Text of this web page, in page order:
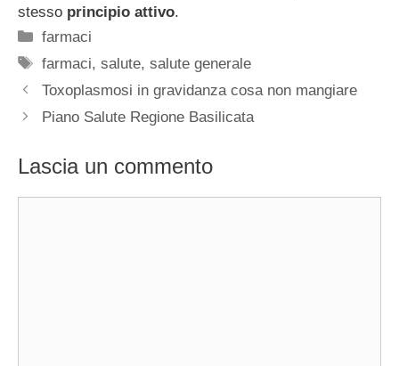
stesso principio attivo.
Categorie
farmaci
Tag
farmaci,salute,salute generale
Toxoplasmosi in gravidanza cosa non mangiare
Piano Salute Regione Basilicata
Lascia un commento